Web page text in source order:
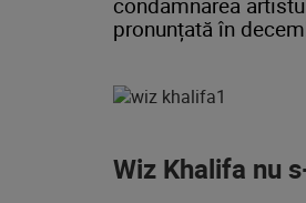
pronunțată în
Wiz Khalifa nu